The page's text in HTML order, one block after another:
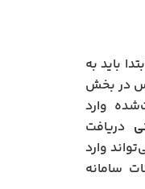
باید به
در بخش
وارد
دریافت
وارد
سامانه